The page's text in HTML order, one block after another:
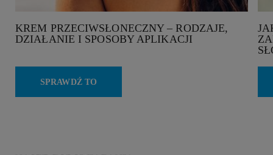
KREM PRZECIWSŁONECZNY – RODZAJE,
DZIAŁANIE I SPOSOBY APLIKACJI
SPRAWDŹ TO